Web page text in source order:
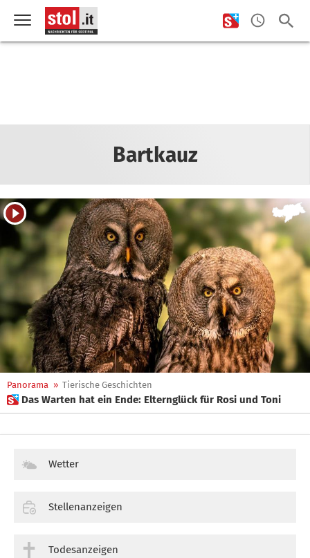
Bartkauz
Panorama » Tierische Geschichten
 Das Warten hat ein Ende: Elternglück für Rosi und Toni
Wetter
Stellenanzeigen
Todesanzeigen